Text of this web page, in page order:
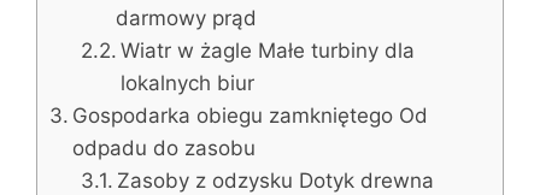
darmowy prąd
Wiatr w żagle Małe turbiny dla
lokalnych biur
Gospodarka obiegu zamkniętego Od
odpadu do zasobu
Zasoby z odzysku Dotyk drewna